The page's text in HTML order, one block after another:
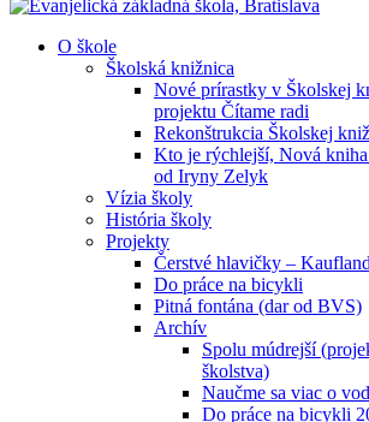
O škole
Školská knižnica
Nové prírastky v Školskej
projektu Čítame radi
Rekonštrukcia Školskej
Kto je rýchlejší, Nová
od Iryny Zelyk
Vízia školy
História školy
Projekty
Čerstvé hlavičky – Kaufland
Do práce na bicykli
Pitná fontána (dar od BVS)
Archív
Spolu múdrejší
školstva)
Naučme sa viac o
Do práce na bicykli